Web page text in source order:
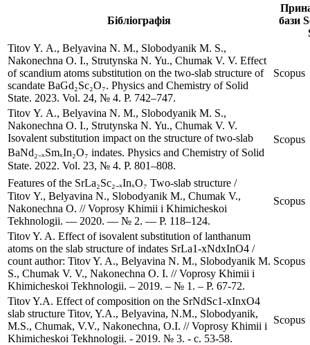
Бібліографія
бази
Titov Y. A., Belyavina N. M., Slobodyanik M. S.,
Nakonechna O. I., Strutynska N. Yu., Chumak V. V. Effect
of scandium atoms substitution on the two-slab structure of
scandate BaGd₂Sc₂O₇. Physics and Chemistry of Solid
State. 2023. Vol. 24, № 4. P. 742–747.
Scopus
Titov Y. A., Belyavina N. M., Slobodyanik M. S.,
Nakonechna O. I., Strutynska N. Yu., Chumak V. V.
Isovalent substitution impact on the structure of two-slab
BaNd₂₋ₓSmₓIn₂O₇ indates. Physics and Chemistry of Solid
State. 2022. Vol. 23, № 4. P. 801–808.
Scopus
Features of the SrLa₂Sc₂₋ₓInₓO₇ Two-slab structure /
Titov Y., Belyavina N., Slobodyanik M., Chumak V.,
Nakonechna O. // Voprosy Khimii i Khimicheskoi
Tekhnologii. — 2020. — № 2. — P. 118–124.
Scopus
Titov Y. A. Effect of isovalent substitution of lanthanum
atoms on the slab structure of indates SrLa1-xNdxInO4 /
count author: Titov Y. A., Belyavina N. M., Slobodyanik M.
S., Chumak V. V., Nakonechna O. I. // Voprosy Khimii i
Khimicheskoi Tekhnologii. – 2019. – № 1. – P. 67-72.
Scopus
Titov Y.A. Effect of composition on the SrNdSc1-xInxO4
slab structure Titov, Y.A., Belyavina, N.M., Slobodyanik,
M.S., Chumak, V.V., Nakonechna, O.I. // Voprosy Khimii i
Khimicheskoi Tekhnologii. - 2019. № 3. - с. 53-58.
Scopus